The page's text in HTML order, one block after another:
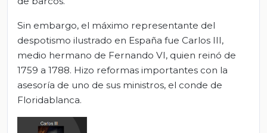
Sin embargo, el máximo representante del
despotismo ilustrado en España fue Carlos III,
medio hermano de Fernando VI, quien reinó de
1759 a 1788. Hizo reformas importantes con la
asesoría de uno de sus ministros, el conde de
Floridablanca.